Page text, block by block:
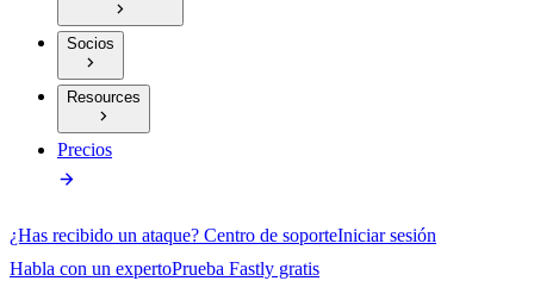
Socios
Resources
Precios
¿Has recibido un ataque? Centro de soporteIniciar sesión
Habla con un expertoPrueba Fastly gratis